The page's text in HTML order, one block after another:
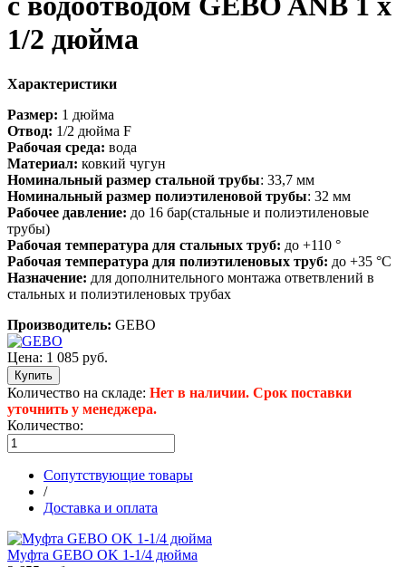
1/2 дюйма
Характеристики
Размер: 1 дюйма
Отвод: 1/2 дюйма F
Рабочая среда: вода
Материал: ковкий чугун
Номинальный размер стальной трубы: 33,7 мм
Номинальный размер полиэтиленовой трубы: 32 мм
Рабочее давление: до 16 бар(стальные и полиэтиленовые
трубы)
Рабочая температура для стальных труб: до +110 °
Рабочая температура для полиэтиленовых труб: до +35 °C
Назначение: для дополнительного монтажа ответвлений в
стальных и полиэтиленовых трубах
Производитель: GEBO
Цена: 1 085 руб.
Количество на складе: Нет в наличии. Срок поставки
уточнить у менеджера.
Количество:
Сопутствующие товары
/
Доставка и оплата
Муфта GEBO OK 1-1/4 дюйма